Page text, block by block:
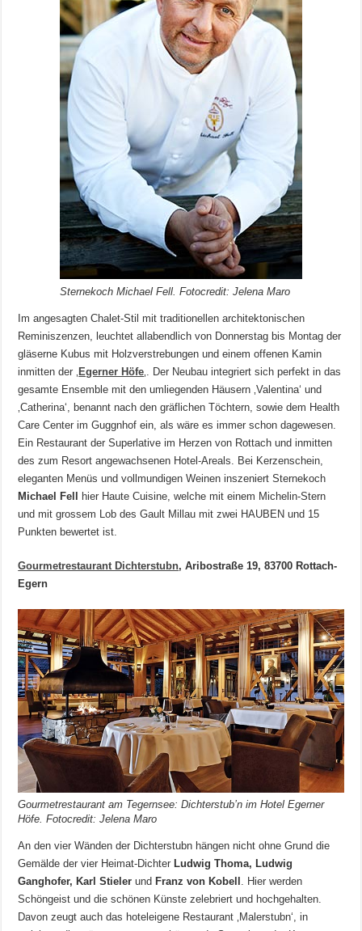
Sternekoch Michael Fell. Fotocredit: Jelena Maro
Im angesagten Chalet-Stil mit traditionellen architektonischen
Reminiszenzen, leuchtet allabendlich von Donnerstag bis Montag der
gläserne Kubus mit Holzverstrebungen und einem offenen Kamin
inmitten der ‚ Egerner Höfe ‚. Der Neubau integriert sich perfekt in das
gesamte Ensemble mit den umliegenden Häusern ‚Valentina‘ und
‚Catherina‘, benannt nach den gräflichen Töchtern, sowie dem Health
Care Center im Guggnhof ein, als wäre es immer schon dagewesen.
Ein Restaurant der Superlative im Herzen von Rottach und inmitten
des zum Resort angewachsenen Hotel-Areals. Bei Kerzenschein,
eleganten Menüs und vollmundigen Weinen inszeniert Sternekoch
Michael Fell
hier Haute Cuisine, welche mit einem Michelin-Stern
und mit grossem Lob des Gault Millau mit zwei HAUBEN und 15
Punkten bewertet ist.
Gourmetrestaurant Dichterstubn, Aribostraße 19, 83700 Rottach-
Egern
Gourmetrestaurant am Tegernsee: Dichterstub’n im Hotel Egerner
Höfe. Fotocredit: Jelena Maro
An den vier Wänden der Dichterstubn hängen nicht ohne Grund die
Gemälde der vier Heimat-Dichter Ludwig Thoma, Ludwig
Ganghofer, Karl Stielerund Franz von Kobell . Hier werden
Schöngeist und die schönen Künste zelebriert und hochgehalten.
Davon zeugt auch das hoteleigene Restaurant ‚Malerstubn‘, in